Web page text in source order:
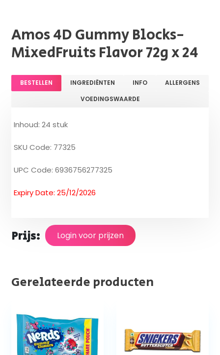
Amos 4D Gummy Blocks-
MixedFruits Flavor 72g x 24
BESTELLEN INGREDIËNTEN INFO
ALLERGENS
VOEDINGSWAARDE
Inhoud: 24 stuk
SKU Code: 77325
UPC Code: 6936756277325
Expiry Date: 25/12/2026
Prijs: Login voor prijzen
Gerelateerde producten